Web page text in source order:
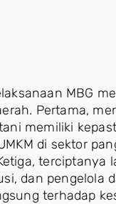
MBG
Pertama,
memiliki
di sektor
terciptanya
dan pengelola
terhadap